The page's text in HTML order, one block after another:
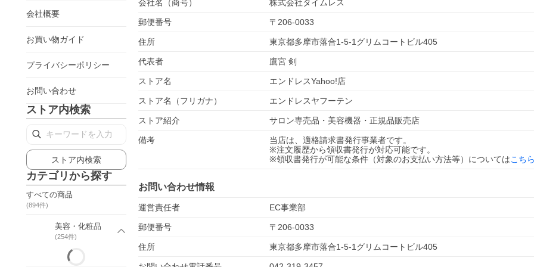
会社概要
お買い物ガイド
プライバシーポリシー
お問い合わせ
ストア内検索
ストア内検索
カテゴリから探す
すべての商品
(894件)
美容・化粧品
(254件)
会社名（商号） 株式会社タイムレス
郵便番号 〒 206-0033
住所 東京都多摩市落合1-5-1グリムコートビル405
代表者 鷹宮 剣
ストア名 エンドレスYahoo!店
ストア名（フリガナ） エンドレスヤフーテン
ストア紹介 サロン専売品・美容機器・正規品販売店
備考
当店は、適格請求書発行事業者です。
※注文履歴から領収書発行が対応可能です。
※領収書発行が可能な条件（対象のお支払い方法等）についてはこちら
お問い合わせ情報
運営責任者 EC事業部
郵便番号 〒 206-0033
住所 東京都多摩市落合1-5-1グリムコートビル405